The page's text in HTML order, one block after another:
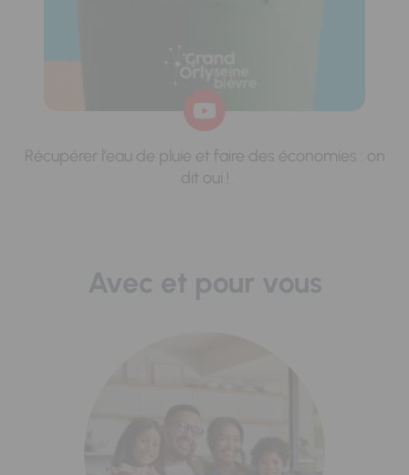
Récupérer l'eau de pluie et faire des économies : on
dit oui !
Avec et pour vous